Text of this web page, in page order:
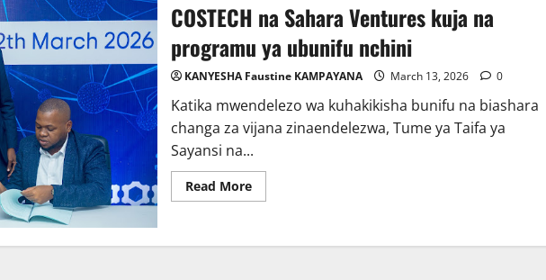
COSTECH na Sahara Ventures kuja na
programu ya ubunifu nchini
KANYESHA Faustine KAMPAYANA March 13, 2026 0
Katika mwendelezo wa kuhakikisha bunifu na biashara
changa za vijana zinaendelezwa, Tume ya Taifa ya
Sayansi na...
Read MoreRead
more
Sahara